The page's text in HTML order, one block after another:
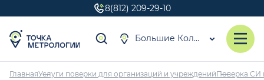
8(812) 209-29-10
Большие Колпаны
ГлавнаяУслуги поверки для организаций и учрежденийПоверка СИ